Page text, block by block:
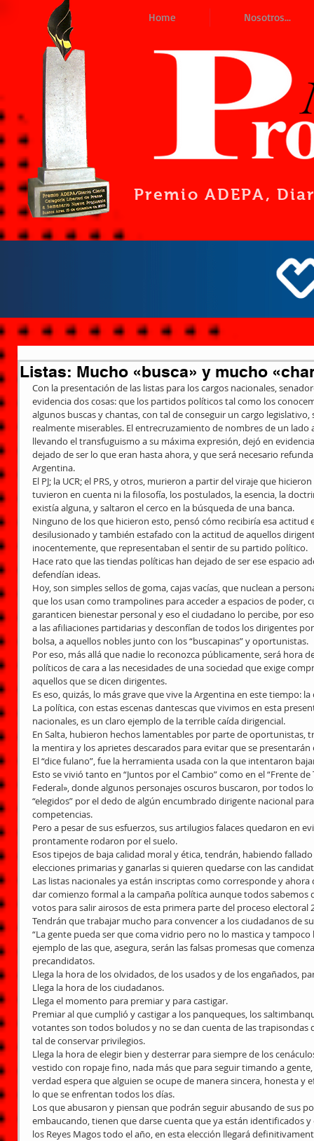
Home Nosotros...
Premio ADEPA,
Listas: Mucho «busca» y mucho
Con la presentación de las listas para los cargos nacionales,
evidencia dos cosas: que los partidos políticos tal como los
algunos buscas y chantas, con tal de conseguir un cargo
realmente miserables. El entrecruzamiento de nombres de un
llevando el transfuguismo a su máxima expresión, dejó en
dejado de ser lo que eran hasta ahora, y que será necesario
Argentina.
El PJ; la UCR; el PRS, y otros, murieron a partir del viraje que
tuvieron en cuenta ni la filosofía, los postulados, la esencia, la
existía alguna, y saltaron el cerco en la búsqueda de una banca.
Ninguno de los que hicieron esto, pensó cómo recibiría esa actitud
desilusionado y también estafado con la actitud de aquellos
inocentemente, que representaban el sentir de su partido político.
Hace rato que las tiendas políticas han dejado de ser ese espacio
defendían ideas.
Hoy, son simples sellos de goma, cajas vacías, que nuclean a
que los usan como trampolines para acceder a espacios de poder,
garanticen bienestar personal y eso el ciudadano lo percibe, por
a las afiliaciones partidarias y desconfían de todos los dirigentes
bolsa, a aquellos nobles junto con los “buscapinas” y oportunistas.
Por eso, más allá que nadie lo reconozca públicamente, será hora
políticos de cara a las necesidades de una sociedad que exige
aquellos que se dicen dirigentes.
Es eso, quizás, lo más grave que vive la Argentina en este tiempo: la
La política, con estas escenas dantescas que vivimos en esta
nacionales, es un claro ejemplo de la terrible caída dirigencial.
En Salta, hubieron hechos lamentables por parte de oportunistas,
la mentira y los aprietes descarados para evitar que se presentarán
El “dice fulano”, fue la herramienta usada con la que intentaron
Esto se vivió tanto en “Juntos por el Cambio” como en el “Frente
Federal», donde algunos personajes oscuros buscaron, por todos
“elegidos” por el dedo de algún encumbrado dirigente nacional
competencias.
Pero a pesar de sus esfuerzos, sus artilugios falaces quedaron en
prontamente rodaron por el suelo.
Esos tipejos de baja calidad moral y ética, tendrán, habiendo
elecciones primarias y ganarlas si quieren quedarse con las
Las listas nacionales ya están inscriptas como corresponde y
dar comienzo formal a la campaña política aunque todos sabemos
votos para salir airosos de esta primera parte del proceso electoral
Tendrán que trabajar mucho para convencer a los ciudadanos de
“La gente pueda ser que coma vidrio pero no lo mastica y
ejemplo de las que, asegura, serán las falsas promesas que
precandidatos.
Llega la hora de los olvidados, de los usados y de los engañados,
Llega la hora de los ciudadanos.
Llega el momento para premiar y para castigar.
Premiar al que cumplió y castigar a los panqueques, los
votantes son todos boludos y no se dan cuenta de las
tal de conservar privilegios.
Llega la hora de elegir bien y desterrar para siempre de los
vestido con ropaje fino, nada más que para seguir timando a
verdad espera que alguien se ocupe de manera sincera, honesta y
lo que se enfrentan todos los días.
Los que abusaron y piensan que podrán seguir abusando de sus
embaucando, tienen que darse cuenta que ya están identificados
los Reyes Magos todo el año, en esta elección llegará